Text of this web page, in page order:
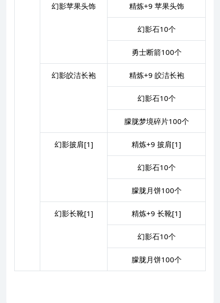
幻影苹果头饰 精炼+9 苹果头饰
幻影石10个
勇士断箭100个
幻影皎洁长袍 精炼+9 皎洁长袍
幻影石10个
朦胧梦境碎片100个
幻影披肩[1] 精炼+9 披肩[1]
幻影石10个
朦胧月饼100个
幻影长靴[1] 精炼+9 长靴[1]
幻影石10个
朦胧月饼100个